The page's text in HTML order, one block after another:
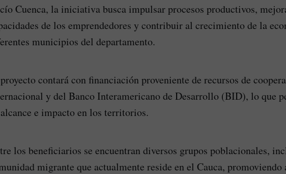
Cuenca, la iniciativa busca impulsar procesos productivos,
de los emprendedores y contribuir al crecimiento de la
municipios del departamento.
contará con financiación proveniente de recursos de
y del Banco Interamericano de Desarrollo (BID), lo que
e impacto en los territorios.
los beneficiarios se encuentran diversos grupos poblacionales,
migrante que actualmente reside en el Cauca,